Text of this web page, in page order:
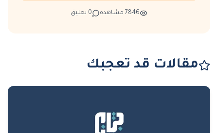
7846 مشاهدة 0 تعليق
مقالات قد تعجبك